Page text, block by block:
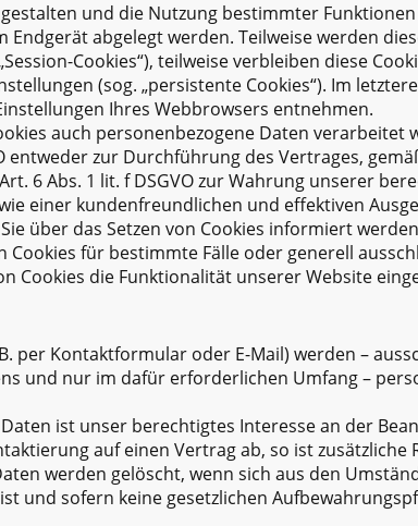
und die Nutzung bestimmter
abgelegt werden. Teilweise werden
Cookies“), teilweise verbleiben diese
(sog. „persistente Cookies“). Im
Ihres Webbrowsers entnehmen.
auch personenbezogene Daten verarbeitet
zur Durchführung des Vertrages,
6 Abs. 1 lit. f DSGVO zur Wahrung unserer
einer kundenfreundlichen und effektiven
über das Setzen von Cookies informiert
für bestimmte Fälle oder generell
Cookies die Funktionalität unserer Website
per Kontaktformular oder E-Mail) werden –
und nur im dafür erforderlichen Umfang –
ist unser berechtigtes Interesse an der
auf einen Vertrag ab, so ist
werden gelöscht, wenn sich aus den
und sofern keine gesetzlichen